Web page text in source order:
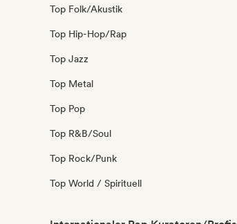
Top Folk/Akustik
Top Hip-Hop/Rap
Top Jazz
Top Metal
Top Pop
Top R&B/Soul
Top Rock/Punk
Top World / Spirituell